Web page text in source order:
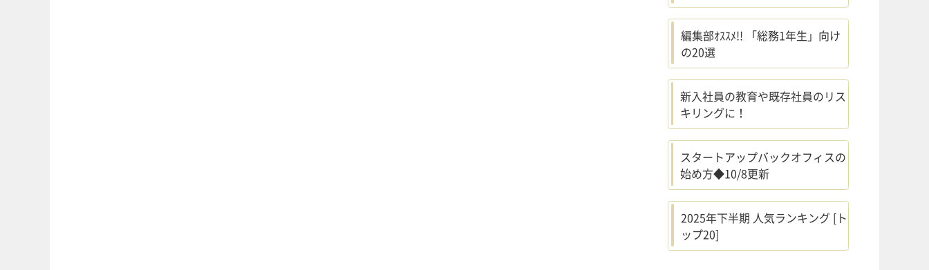
編集部ｵｽｽﾒ!! 「総務1年生」向け
の20選
新入社員の教育や既存社員のリス
キリングに！
スタートアップバックオフィスの
始め方◆10/8更新
2025年下半期 人気ランキング [ト
ップ20]